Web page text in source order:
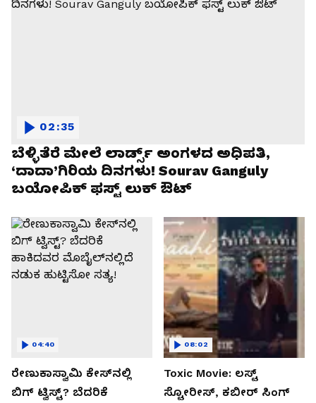
ಬೆಳ್ಳಿತೆರೆ ಮೇಲೆ ಲಾರ್ಡ್ಸ್ ಅಂಗಳದ ಅಧಿಪತಿ,
‘ದಾದಾ’ಗಿರಿಯ ದಿನಗಳು! Sourav Ganguly
ಬಯೋಪಿಕ್‌ ಫಸ್ಟ್ ಲುಕ್ ಔಟ್
02:35
ರೇಣುಕಾಸ್ವಾಮಿ ಕೇಸ್‌ನಲ್ಲಿ
ಬಿಗ್ ಟ್ವಿಸ್ಟ್? ಬೆದರಿಕೆ
04:40
Toxic Movie: ಲಸ್ಟ್
ಸ್ಟೋರೀಸ್, ಕಬೀರ್ ಸಿಂಗ್
08:02